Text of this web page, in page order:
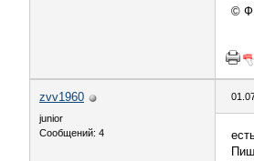
©
zvv1960
junior
Сообщений: 4